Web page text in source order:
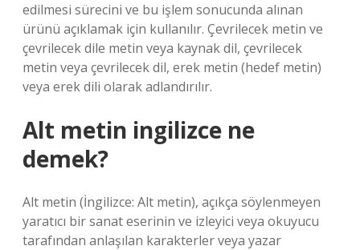
edilmesi sürecini ve bu işlem sonucunda alınan
ürünü açıklamak için kullanılır. Çevrilecek metin ve
çevrilecek dile metin veya kaynak dil, çevrilecek
metin veya çevrilecek dil, erek metin (hedef metin)
veya erek dili olarak adlandırılır.
Alt metin ingilizce ne
demek?
Alt metin (İngilizce: Alt metin), açıkça söylenmeyen
yaratıcı bir sanat eserinin ve izleyici veya okuyucu
tarafından anlaşılan karakterler veya yazar